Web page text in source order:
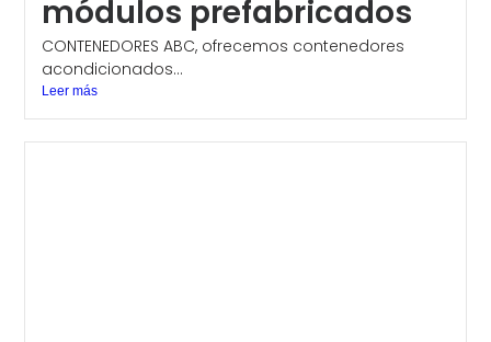
módulos prefabricados
CONTENEDORES ABC, ofrecemos contenedores
acondicionados...
Leer más